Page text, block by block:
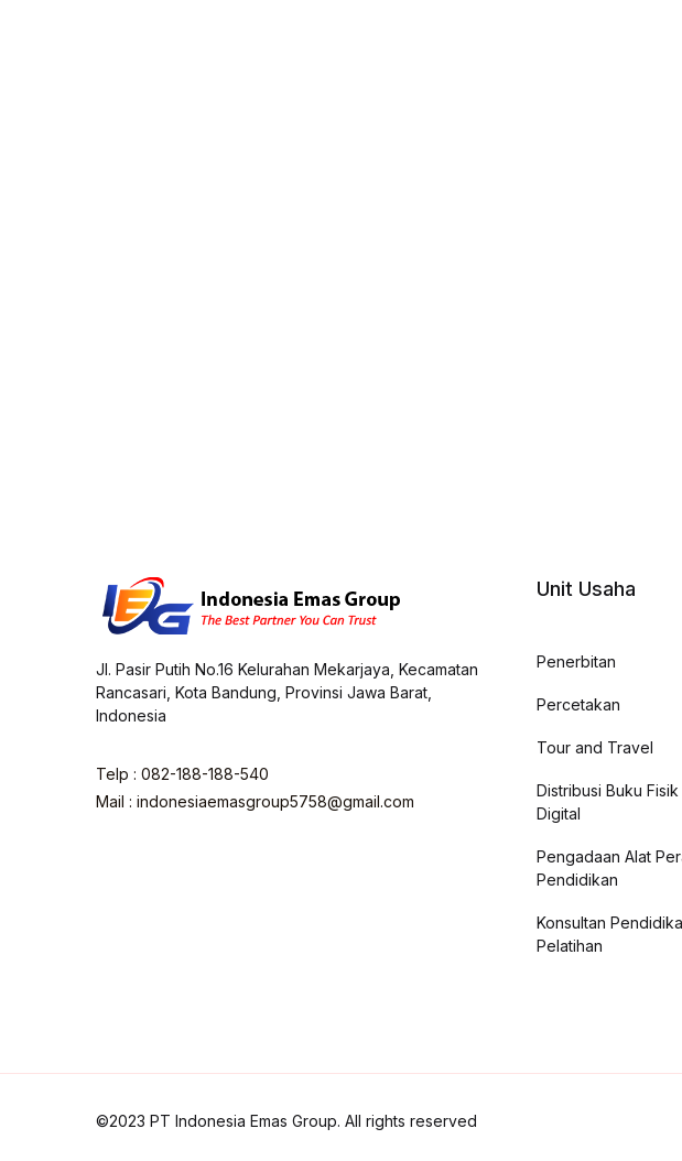
Jl. Pasir Putih No.16 Kelurahan Mekarjaya, Kecamatan
Rancasari, Kota Bandung, Provinsi Jawa Barat,
Indonesia
Telp : 082-188-188-540
Mail : indonesiaemasgroup5758@gmail.com
Unit Usaha
Penerbitan
Percetakan
Tour and Travel
Distribusi Buku Fisik
Digital
Pengadaan Alat
Pendidikan
Konsultan
Pelatihan
©2023 PT Indonesia Emas Group. All rights reserved